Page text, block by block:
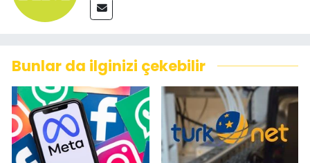
Bunlar da ilginizi çekebilir